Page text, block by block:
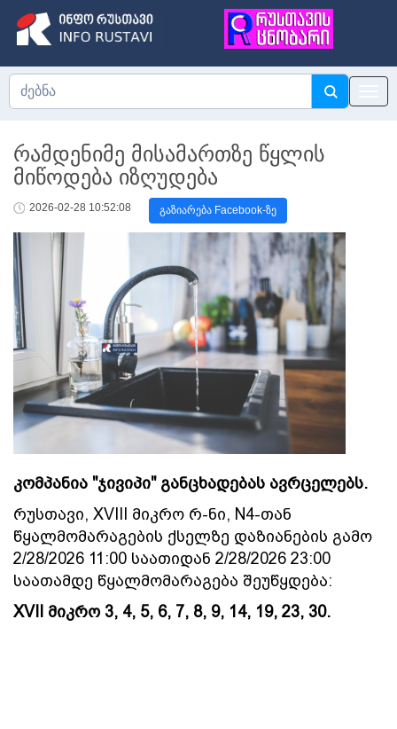
რამდენიმე მისამართზე წყლის
მიწოდება იზღუდება
2026-02-28 10:52:08 გაზიარება Facebook-ზე
კომპანია "ჯივიპი" განცხადებას ავრცელებს.
რუსთავი, XVIII მიკრო რ-ნი, N4-თან
წყალმომარაგების ქსელზე დაზიანების გამო
2/28/2026 11:00 საათიდან 2/28/2026 23:00
საათამდე წყალმომარაგება შეუწყდება:
XVII მიკრო 3, 4, 5, 6, 7, 8, 9, 14, 19, 23, 30.